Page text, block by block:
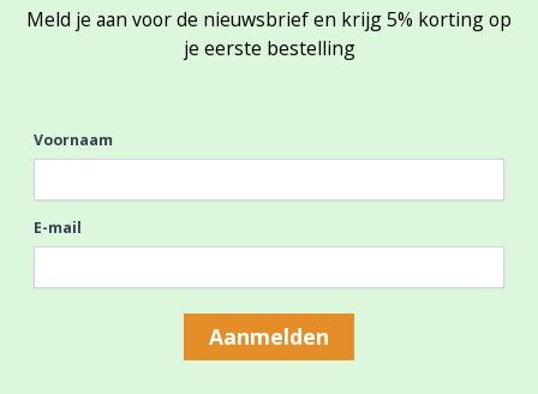
Meld je aan voor de nieuwsbrief en krijg 5% korting op
je eerste bestelling
Voornaam
E-mail
Aanmelden